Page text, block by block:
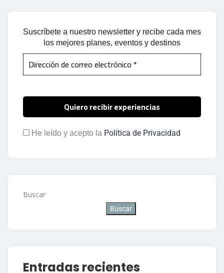
Suscríbete a nuestro newsletter y recibe cada mes
los mejores planes, eventos y destinos
He leído y acepto la Política de Privacidad
Buscar
Buscar
Entradas recientes